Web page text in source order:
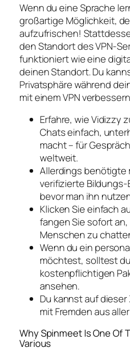
Wenn du eine Sprache
großartige Möglichkeit,
aufzufrischen!
den Standort des VPN-
funktioniert wie eine
deinen Standort. Du
Privatsphäre während
mit einem VPN
Erfahre, wie Vidizzy
Chats einfach,
macht – für
weltweit.
Allerdings benötigte
verifizierte Bildungs-
bevor man ihn
Klicken Sie einfach
fangen Sie sofort
Menschen zu
Wenn du ein
möchtest, solltest
kostenpflichtigen
ansehen.
Du kannst auf
mit Fremden aus
Why Spinmeet Is One Of
Various